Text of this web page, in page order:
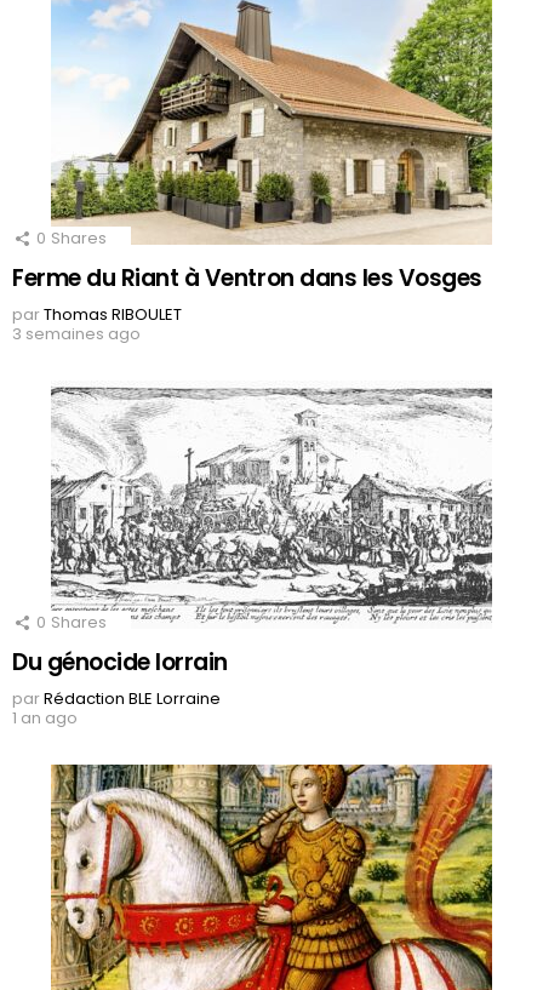
0 Shares
Ferme du Riant à Ventron dans les Vosges
parThomas RIBOULET
3 semaines ago
0 Shares
Du génocide lorrain
parRédaction BLE Lorraine
1 an ago